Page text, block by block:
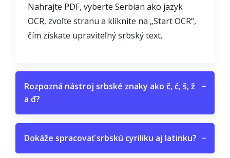
Nahrajte PDF, vyberte Serbian ako jazyk
OCR, zvoľte stranu a kliknite na „Start OCR“,
čím získate upraviteľný srbský text.
Rozpozná nástroj srbské znaky ako č, ć, š, ž
a đ?
−
Dokáže spracovať srbskú cyriliku aj latinku? −